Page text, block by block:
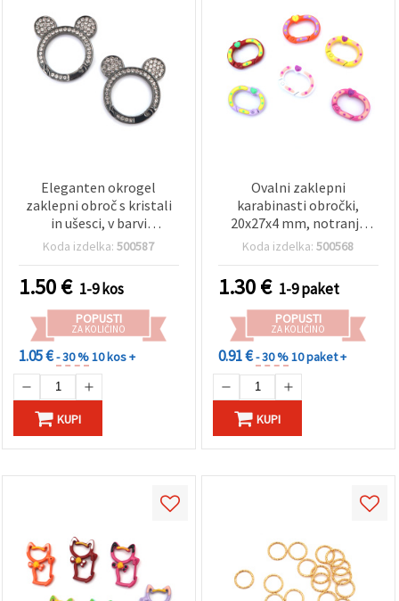
Eleganten okrogel
zaklepni obroč s kristali
in ušesci, v barvi
nerjavnega jekla, 35x5
moden povezovalnik za
nakit in ustvarjalne DIY
projekte
Koda izdelka:500587
1.50€ 1-9 kos
POPUSTI
ZA KOLIČINO
1.05 €- 30 %10 kos +
KUPI
Ovalni zaklepni
karabinasti obročki,
20x27x4 mm, notranja
odprtina 12x20 mm,
Koda izdelka:500568
1.30€ 1-9 paket
POPUSTI
ZA KOLIČINO
0.91 €- 30 %10 paket +
KUPI